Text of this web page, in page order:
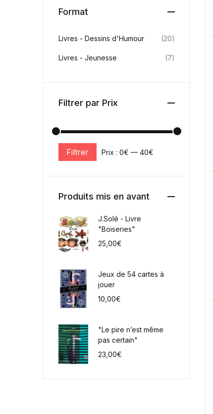
Format
Livres - Dessins d'Humour (20)
Livres - Jeunesse (7)
Filtrer par Prix
Prix min
Prix max
Filtrer Prix : 0€ — 40€
Produits mis en avant
J.Solé - Livre
"Boiseries"
25,00€
Jeux de 54 cartes à
jouer
10,00€
"Le pire n’est même
pas certain"
23,00€